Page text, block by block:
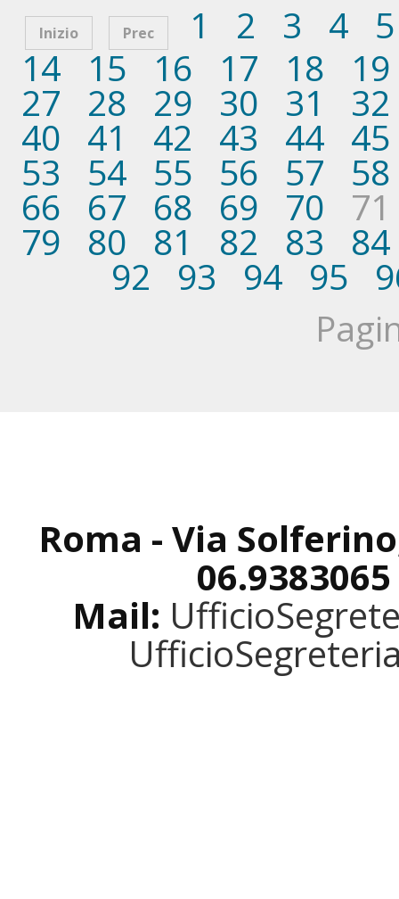
Inizio Prec 1 2 3 4
5
14
15 16 17 18 19
27 28 29 30 31 32
40 41 42 43 44 45
53 54 55 56 57 58
66 67 68 69 70 71
79 80 81 82 83 84
92 93 94 95
Roma - Via
Mail: